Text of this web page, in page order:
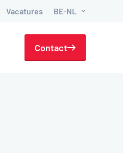
Vacatures BE-NL
Contact